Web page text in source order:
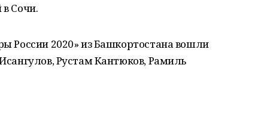
Сочи.
России 2020» из Башкортостана вошли
Рустам Кантюков, Рамиль